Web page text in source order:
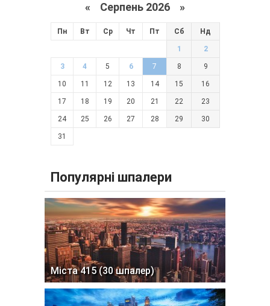
« Серпень 2026 »
Пн Вт Ср Чт Пт Сб Нд
1 2
3 4 5 6 7 8 9
10 11 12 13 14 15 16
17 18 19 20 21 22 23
24 25 26 27 28 29 30
31
Популярні шпалери
Міста 415 (30 шпалер)